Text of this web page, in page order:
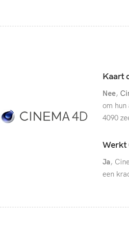
Kaart
Nee,
om hun
4090
Werkt
Ja,
een